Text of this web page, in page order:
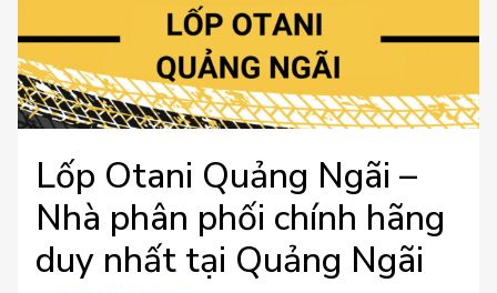
Lốp Otani Quảng Ngãi –
Nhà phân phối chính hãng
duy nhất tại Quảng Ngãi